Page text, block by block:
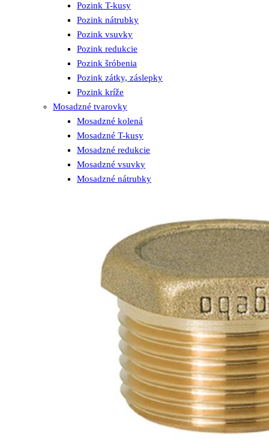
Pozink T-kusy
Pozink nátrubky
Pozink vsuvky
Pozink redukcie
Pozink šróbenia
Pozink zátky, záslepky
Pozink kríže
Mosadzné tvarovky
Mosadzné kolená
Mosadzné T-kusy
Mosadzné redukcie
Mosadzné vsuvky
Mosadzné nátrubky